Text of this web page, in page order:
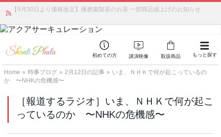
【9月30日より価格改定】播磨園製茶のお茶 一部商品値上げのお知らせ
かつて愛されていた人気商品が復活！夏場に活躍するジェルクリーム「アク
初めての方 講演映像 取扱商品 もっと探す
Home » 時事ブログ » 2月12日の記事 » いま、ＮＨＫで何が起こっているの
か 〜NHKの危機感〜
［報道するラジオ］いま、ＮＨＫで何が起こ
っているのか 〜NHKの危機感〜